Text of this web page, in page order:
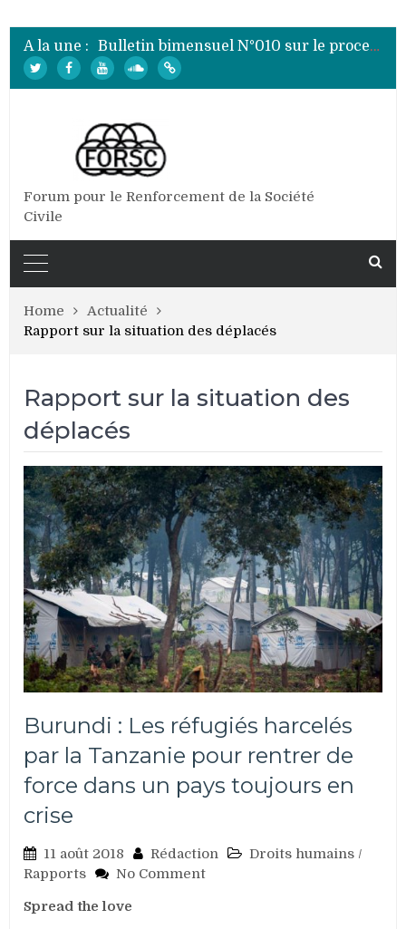
A la une :
Bulletin bimensuel N°010 sur le processus électoral de 2020 au Burundi
Bulletin bimensuel N°009 sur le processus électoral de 2020 au Burundi
Bulletin bimensuel N°007 sur le processus électoral de 2020 au Burundi
Forum pour le Renforcement de la Société
Civile
Home
Actualité
Rapport sur la situation des déplacés
Rapport sur la situation des
déplacés
Burundi : Les réfugiés harcelés
par la Tanzanie pour rentrer de
force dans un pays toujours en
crise
11 août 2018 Rédaction Droits humains /
Rapports
No Commenton
Spread the love